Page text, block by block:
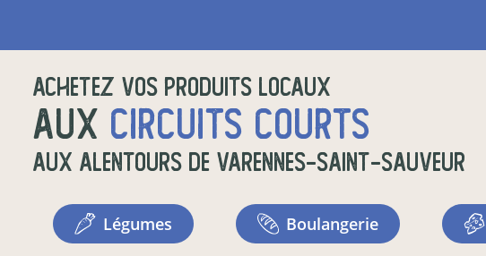
Achetez vos produits locaux
aux circuits courts
aux alentours de Varennes-Saint-Sauveur
légumes boulangerie